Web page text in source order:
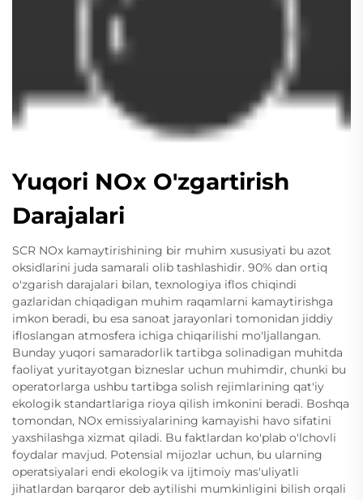
Yuqori NOx O'zgartirish
Darajalari
SCR NOx kamaytirishining bir muhim xususiyati bu azot
oksidlarini juda samarali olib tashlashidir. 90% dan ortiq
o'zgarish darajalari bilan, texnologiya iflos chiqindi
gazlaridan chiqadigan muhim raqamlarni kamaytirishga
imkon beradi, bu esa sanoat jarayonlari tomonidan jiddiy
ifloslangan atmosfera ichiga chiqarilishi mo'ljallangan.
Bunday yuqori samaradorlik tartibga solinadigan muhitda
faoliyat yuritayotgan bizneslar uchun muhimdir, chunki bu
operatorlarga ushbu tartibga solish rejimlarining qat'iy
ekologik standartlariga rioya qilish imkonini beradi. Boshqa
tomondan, NOx emissiyalarining kamayishi havo sifatini
yaxshilashga xizmat qiladi. Bu faktlardan ko'plab o'lchovli
foydalar mavjud. Potensial mijozlar uchun, bu ularning
operatsiyalari endi ekologik va ijtimoiy mas'uliyatli
jihatlardan barqaror deb aytilishi mumkinligini bilish orqali